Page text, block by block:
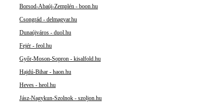
Borsod-Abaúj-Zemplén - boon.hu
Csongrád - delmagyar.hu
Dunaújváros - duol.hu
Fejér - feol.hu
Győr-Moson-Sopron - kisalfold.hu
Hajdú-Bihar - haon.hu
Heves - heol.hu
Jász-Nagykun-Szolnok - szoljon.hu